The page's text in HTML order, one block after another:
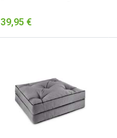
39,95 €